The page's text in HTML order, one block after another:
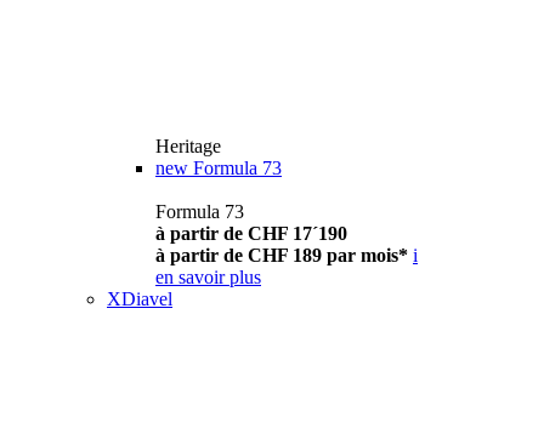
Heritage
new Formula 73
Formula 73
à partir de CHF 17´190
à partir de CHF 189 par mois* i
en savoir plus
XDiavel